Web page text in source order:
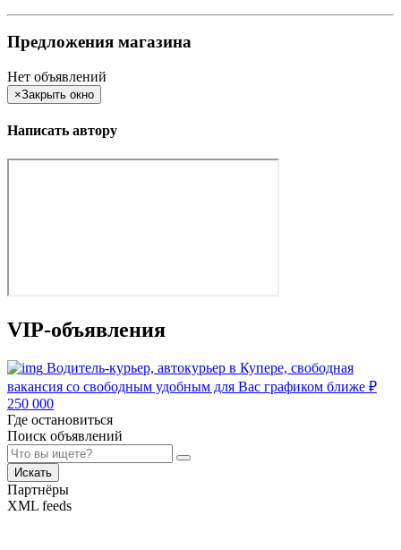
Предложения магазина
Нет объявлений
×Закрыть окно
Написать автору
VIP-объявления
Водитель-курьер, автокурьер в Купере, свободная
вакансия со свободным удобным для Вас графиком ближе ₽
250 000
Где остановиться
Поиск объявлений
Искать
Партнёры
XML feeds